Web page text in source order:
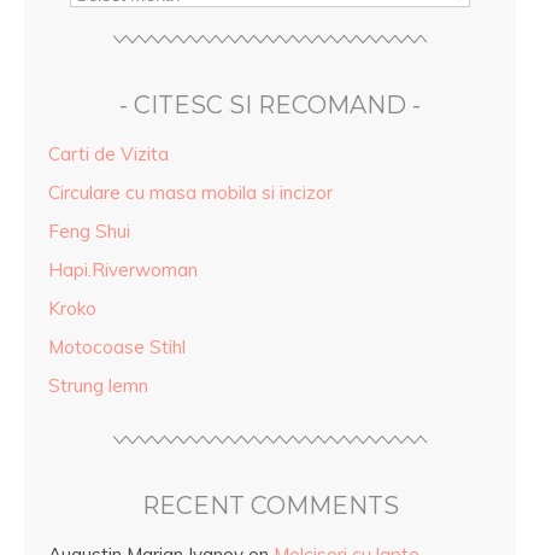
- CITESC SI RECOMAND -
Carti de Vizita
Circulare cu masa mobila si incizor
Feng Shui
Hapi.Riverwoman
Kroko
Motocoase Stihl
Strung lemn
RECENT COMMENTS